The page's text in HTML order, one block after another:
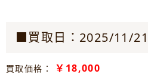
■買取日：2025/11/21
買取価格： ￥18,000